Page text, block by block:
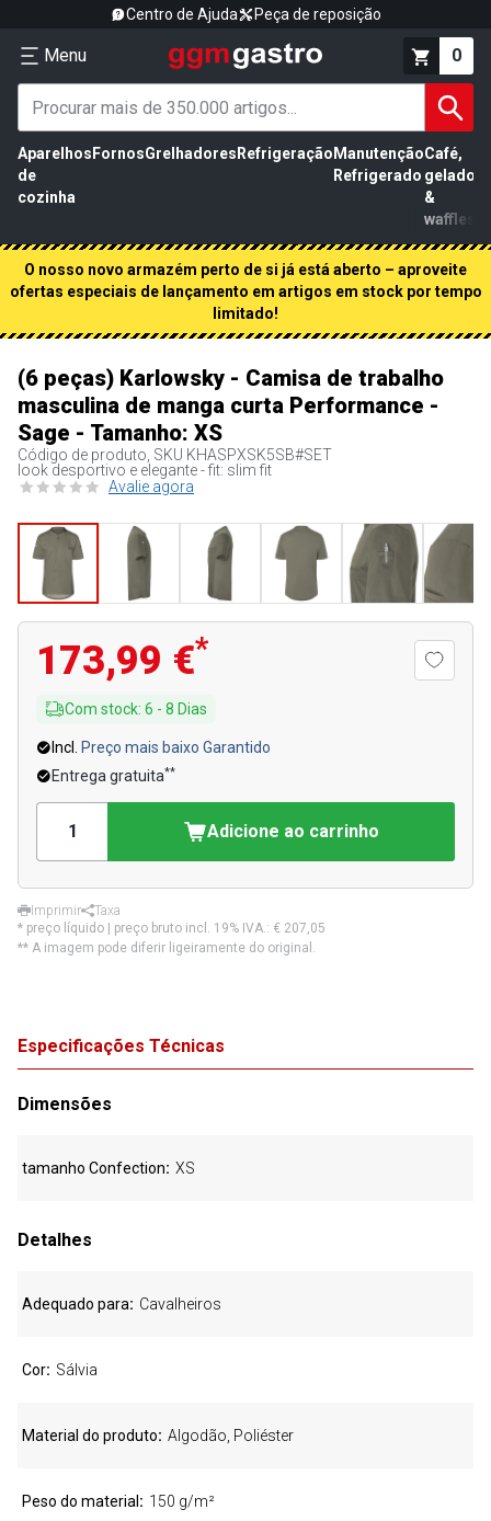
Centro de Ajuda Peça de reposição
Menu 0
Aparelhos
de
cozinha
FornosGrelhadores Refrigeração Manutenção
Refrigerado
Café,
gelados
&
waffles
O nosso novo armazém perto de si já está aberto – aproveite
ofertas especiais de lançamento em artigos em stock por tempo
limitado!
(6 peças) Karlowsky - Camisa de trabalho
masculina de manga curta Performance -
Sage - Tamanho: XS
Código de produto, SKU KHASPXSK5SB#SET
look desportivo e elegante - fit: slim fit
Avalie agora
173,99 €*
Com stock: 6 - 8 Dias
Incl.
Preço mais baixo Garantido
Entrega gratuita**
Adicione ao carrinho
Imprimir
Taxa
* preço líquido | preço bruto incl. 19% IVA.: € 207,05
** A imagem pode diferir ligeiramente do original.
Especificações Técnicas
Dimensões
tamanho Confection XS
Detalhes
Adequado para Cavalheiros
Cor Sálvia
Material do produto Algodão, Poliéster
Peso do material 150 g/m²